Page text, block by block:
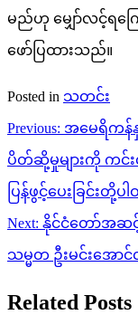
မည်ဟု မျှော်လင့်ရကြ
ဖော်ပြထားသည်။
Posted in သတင်း
Post
navigation
Previous: အမေရိကန်
ပိတ်ဆို့မှုများကို ကင်း
ပြန်ဖွင့်ပေးခြင်းတို့ပါ
Next: နိုင်ငံတော်အဆင့်
သမ္မတ ဦးမင်းအော
Related Posts